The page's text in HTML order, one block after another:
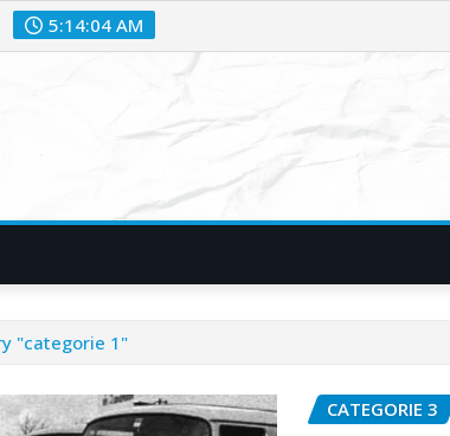
5:14:05 AM
"categorie 1"
CATEGORIE 3